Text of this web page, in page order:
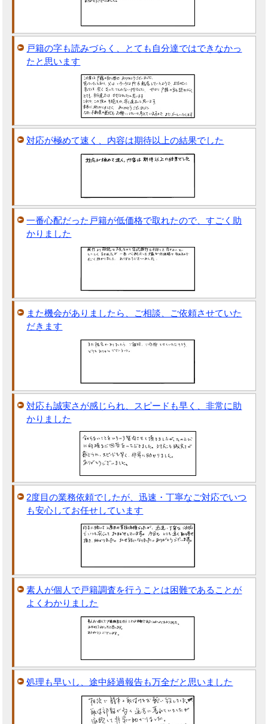
戸籍の字も読みづらく、とても自分達ではできなかっ
たと思います
対応が極めて速く、内容は期待以上の結果でした
一番心配だった戸籍が低価格で取れたので、すごく助
かりました
また機会がありましたら、ご相談、ご依頼させていた
だきます
対応も誠実さが感じられ、スピードも早く、非常に助
かりました
2度目の業務依頼でしたが、迅速・丁寧なご対応でいつ
も安心してお任せしています
素人が個人で戸籍調査を行うことは困難であることが
よくわかりました
処理も早いし、途中経過報告も万全だと思いました